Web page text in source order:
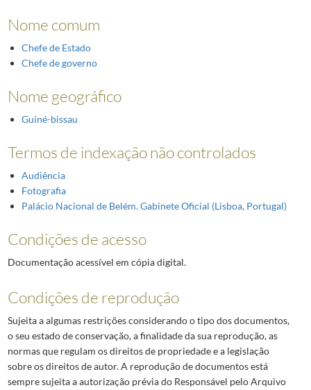
Nome comum
Chefe de Estado
Chefe de governo
Nome geográfico
Guiné-bissau
Termos de indexação não controlados
Audiência
Fotografia
Palácio Nacional de Belém. Gabinete Oficial (Lisboa, Portugal)
Condições de acesso
Documentação acessível em cópia digital.
Condições de reprodução
Sujeita a algumas restrições considerando o tipo dos documentos,
o seu estado de conservação, a finalidade da sua reprodução, as
normas que regulam os direitos de propriedade e a legislação
sobre os direitos de autor. A reprodução de documentos está
sempre sujeita a autorização prévia do Responsável pelo Arquivo